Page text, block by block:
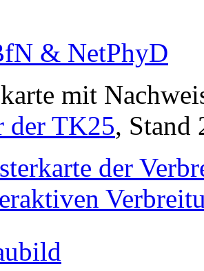
& NetPhyD
mit
der TK25, Stand
der